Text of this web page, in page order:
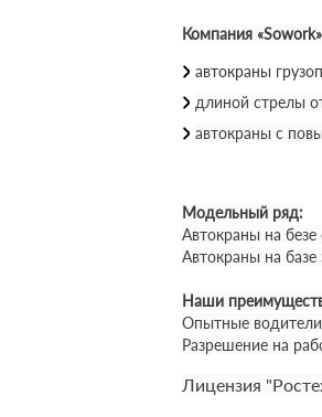
Компания
автокраны
длиной стрелы
автокраны с
Модельный ряд:
Автокраны на
Автокраны на
Наши
Опытные водители
Разрешение на
Лицензия